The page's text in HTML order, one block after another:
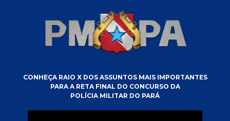
CONHEÇA RAIO X DOS ASSUNTOS MAIS IMPORTANTES
PARA A RETA FINAL DO CONCURSO DA
POLÍCIA MILITAR DO PARÁ